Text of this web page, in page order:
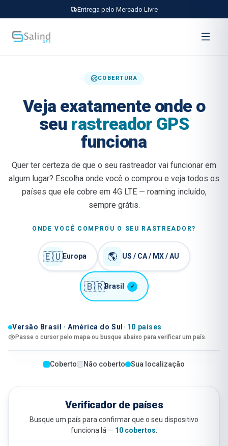
Entrega pelo Mercado Livre
COBERTURA
Veja exatamente onde o
seu rastreador GPS
funciona
Quer ter certeza de que o seu rastreador vai funcionar em
algum lugar? Escolha onde você o comprou e veja todos os
países que ele cobre em 4G LTE — roaming incluído,
sempre grátis.
ONDE VOCÊ COMPROU O SEU RASTREADOR?
🇪🇺Europa 🌎 US / CA / MX / AU
🇧🇷Brasil ✓
Versão Brasil · América do Sul · 10 países
Passe o cursor pelo mapa ou busque abaixo para verificar um país.
Coberto Não coberto Sua localização
Verificador de países
Busque um país para confirmar que o seu dispositivo
funciona lá — 10 cobertos